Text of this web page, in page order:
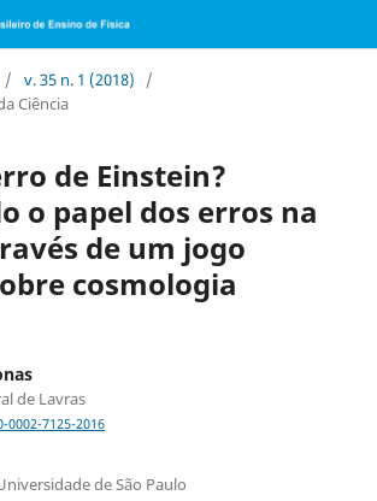
/ v. 35 n. 1 (2018)
/
Ciência
de Einstein?
o papel dos erros na
de um jogo
cosmologia
de Lavras
7125-2016
de São Paulo